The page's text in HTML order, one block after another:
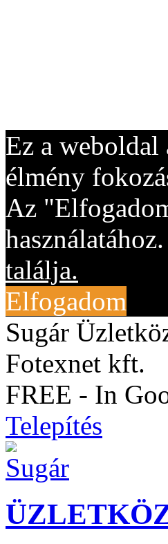
Ez a weboldal
élmény
Az
találja.
Elfogadom
Sugár
Fotexnet kft.
FREE - In
Telepítés